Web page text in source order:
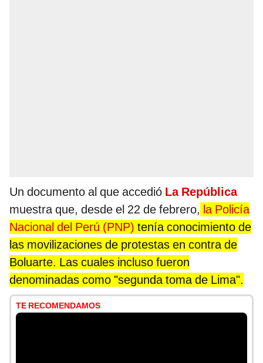
Un documento al que accedió La República
muestra que, desde el 22 de febrero, la Policía
Nacional del Perú (PNP) tenía conocimiento de
las movilizaciones de protestas en contra de
Boluarte. Las cuales incluso fueron
denominadas como "segunda toma de Lima".
TE RECOMENDAMOS